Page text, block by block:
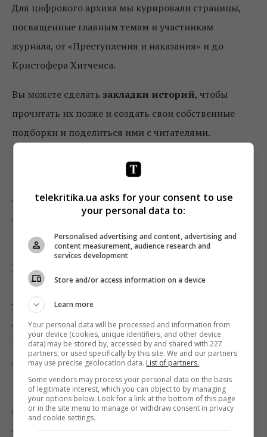
Для цифрового архива мы курировали страницы,
посвященные главным темам и участникам
журнала, от «Преступления и наказания» и до
Кристофера Хитченса.
Вы можете сделать закладки историй, чтобы
прочитать их позже и создать свои собственные
подборки и поделиться ими с читателями.
Вы можете создать собственные
информации
с начала 20 века до начала 21-го –
свидетельства изменчивого характера влияний и
стремлений людей, от высоких изысканий высокой
культуры до восхитительных глубин падения.
Вы увидите, как это часто видим мы, что последние
новости, т. е. истории и скандалы настоящего,
уходят корнями в прошлое, и чаще всего на
страницахV.F появляются нормальные герои:
игроки, личности и злодеи. Например нынешний
обитатель Белого дома.
В течение первого месяца доступ к нашему архиву
будет бесплатным – все, что вам нужно сделать, это
создать учетную записьздесь.
telekritika.ua asks for your consent to use
your personal data to:
Personalised advertising and content, advertising and
content measurement, audience research and
services development
Store and/or access information on a device
Learn more
Your personal data will be processed and information from
your device (cookies, unique identifiers, and other device
data) may be stored by, accessed by and shared with 227
partners, or used specifically by this site. We and our partners
may use precise geolocation data. List of partners.
Some vendors may process your personal data on the basis
of legitimate interest, which you can object to by managing
your options below. Look for a link at the bottom of this page
or in the site menu to manage or withdraw consent in privacy
and cookie settings.